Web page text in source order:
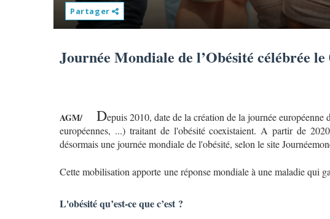
Partager
Journée Mondiale de l’Obésité célébrée
AGM/ Depuis 2010, date de la création de la journée
européennes, ...) traitant de l'obésité coexistaient. A partir de
désormais une journée mondiale de l'obésité, selon le site
Cette mobilisation apporte une réponse mondiale à une maladie qui
L'obésité qu’est-ce que c’est ?